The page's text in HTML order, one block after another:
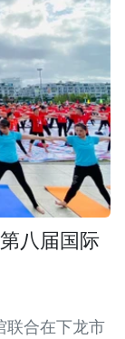
八届国际
联合在下龙市